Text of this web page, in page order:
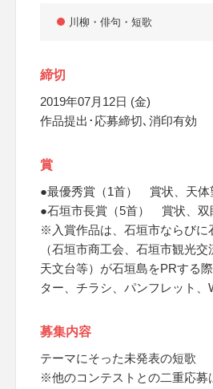
川柳・俳句・短歌
締切
2019年07月12日 (金)
作品提出･応募締切､消印有効
賞
●最優秀賞（1首） 賞状、天体
●石垣市長賞（5首） 賞状、双
※入賞作品は、石垣市ならびに
（石垣市商工会、石垣市観光
天文台等）が石垣島をPRする
ター、チラシ、パンフレット、
募集内容
テーマにそった未発表の短歌
※他のコンテストとの二重応募